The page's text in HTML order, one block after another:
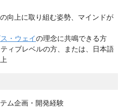
向上に取り組む姿勢、マインドが
・ウェイの理念に共鳴できる方
ィブレベルの方、または、日本語
ム企画・開発経験